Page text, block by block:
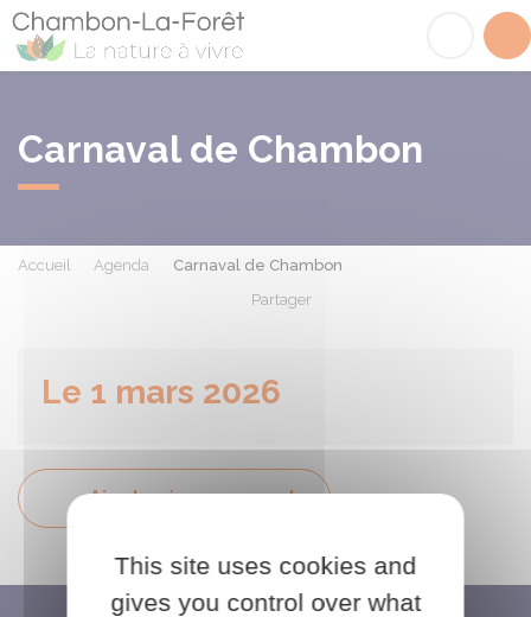
Carnaval de Chambon
Accueil Agenda
Carnaval de Chambon
Partager
Le 1 mars 2026
Ajouter à mon agenda
This site uses cookies and
gives you control over what